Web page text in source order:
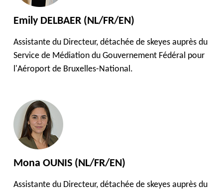
Emily DELBAER (NL/FR/EN)
Assistante du Directeur, détachée de skeyes auprès du
Service de Médiation du Gouvernement Fédéral pour
l'Aéroport de Bruxelles-National.
Mona OUNIS (NL/FR/EN)
Assistante du Directeur, détachée de skeyes auprès du